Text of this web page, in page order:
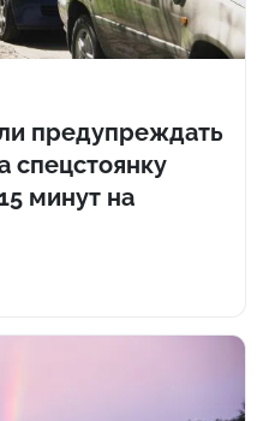
предупреждать
спецстоянку
минут на